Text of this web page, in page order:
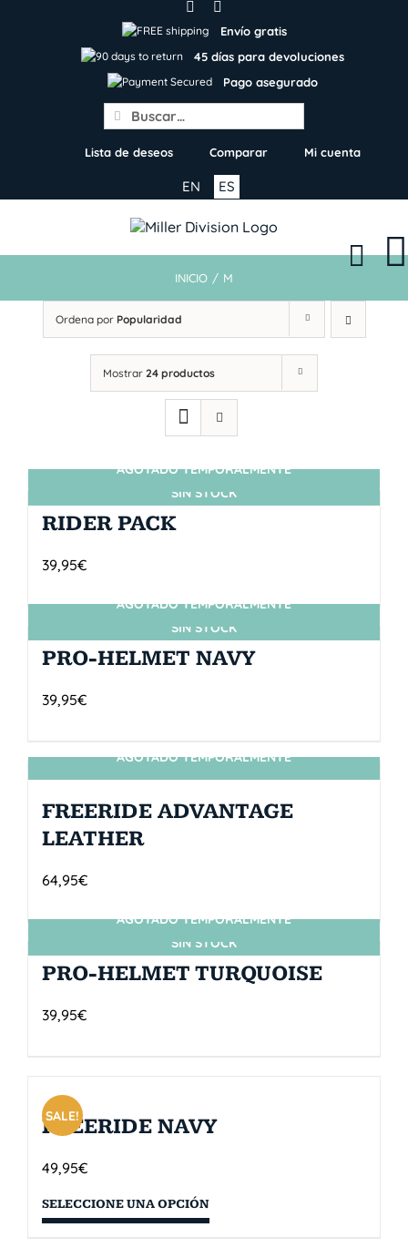
Envío gratis
45 días para devoluciones
Pago asegurado
Search
for:
Lista de deseos Comparar Mi cuenta
ES
EN
INICIO / M
Ordena por Popularidad
Mostrar 24 productos
SIN STOCK
AGOTADO TEMPORALMENTE
RIDER PACK
39,95€
SIN STOCK
AGOTADO TEMPORALMENTE
PRO-HELMET NAVY
39,95€
SIN STOCK
AGOTADO TEMPORALMENTE
FREERIDE ADVANTAGE
LEATHER
64,95€
SIN STOCK
AGOTADO TEMPORALMENTE
PRO-HELMET TURQUOISE
39,95€
SALE!
FREERIDE NAVY
49,95€
SELECCIONE UNA OPCIÓN